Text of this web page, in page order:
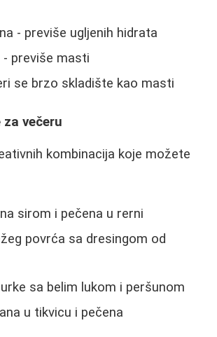
- previše ugljenih hidrata
- previše masti
se brzo skladište kao masti
večeru
kombinacija koje možete
sirom i pečena u rerni
povrća sa dresingom od
sa belim lukom i peršunom
u tikvicu i pečena